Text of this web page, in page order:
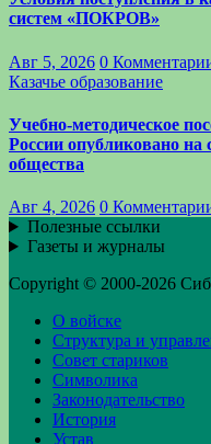
систем «ПОКРОВ»
Авг 5, 2026 0
Казачье образование
Учебно-методическое
России опубликовано на
общества
Авг 4, 2026 0
Полезные ссылки
Газеты и журналы
Copyright © 2000-2026
О войске
Структура и
Совет стариков
Символика
Законодательство
История
Устав